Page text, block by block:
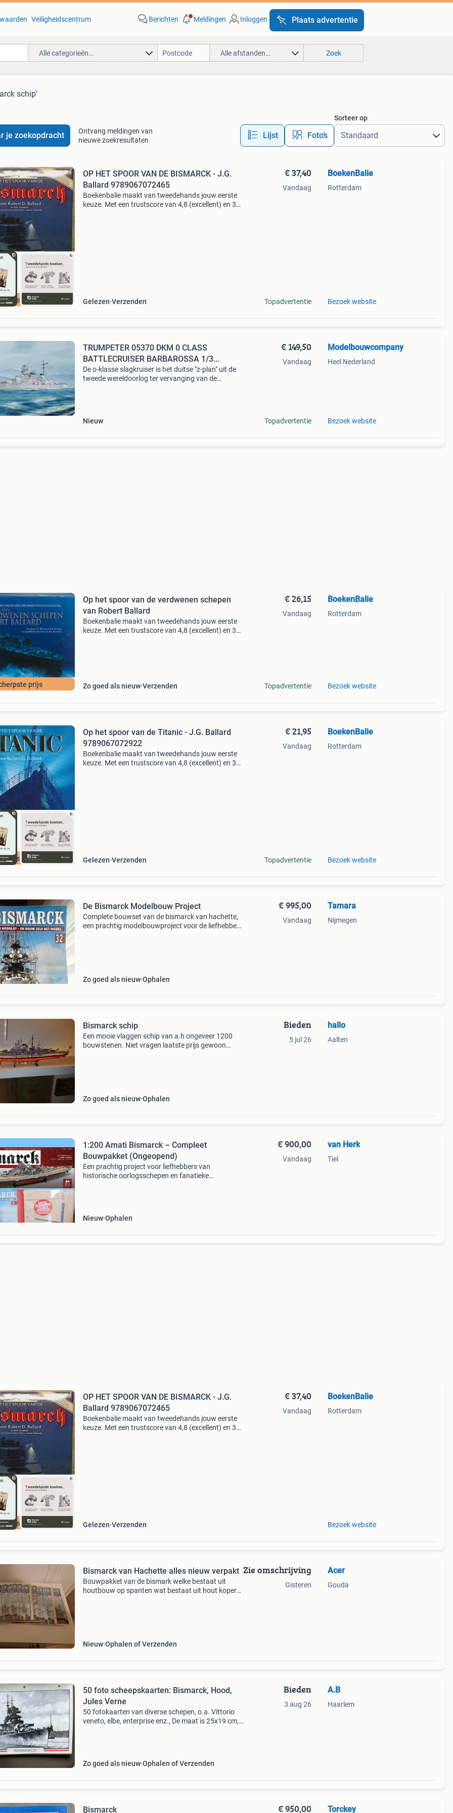
Veiligheidscentrum Berichten Meldingen Inloggen Plaats advertentie
Alle categorieën… Alle afstanden… Zoek
schip'
je zoekopdracht
Ontvang meldingen van
nieuwe zoekresultaten
Lijst Foto’s
Sorteer op
prijs
OP HET SPOOR VAN DE BISMARCK - J.G.
Ballard 9789067072465
Boekenbalie maakt van tweedehands jouw eerste
keuze. Met een trustscore van 4,8 (excellent) en 30
Gelezen Verzenden
€ 37,40
Vandaag
Topadvertentie
BoekenBalie
Rotterdam
Bezoek website
TRUMPETER 05370 DKM 0 CLASS
BATTLECRUISER BARBAROSSA 1/3...
De o-klasse slagkruiser is het duitse "z-plan" uit de
tweede wereldoorlog ter vervanging van de
Nieuw
€ 149,50
Vandaag
Topadvertentie
Modelbouwcompany
Heel Nederland
Bezoek website
prijs
Op het spoor van de verdwenen schepen
van Robert Ballard
Boekenbalie maakt van tweedehands jouw eerste
keuze. Met een trustscore van 4,8 (excellent) en 30
Zo goed als nieuw Verzenden
€ 26,15
Vandaag
Topadvertentie
BoekenBalie
Rotterdam
Bezoek website
prijs
Op het spoor van de Titanic - J.G. Ballard
9789067072922
Boekenbalie maakt van tweedehands jouw eerste
keuze. Met een trustscore van 4,8 (excellent) en 30
Gelezen Verzenden
€ 21,95
Vandaag
Topadvertentie
BoekenBalie
Rotterdam
Bezoek website
De Bismarck Modelbouw Project
Complete bouwset van de bismarck van hachette,
een prachtig modelbouwproject voor de liefhebber
Zo goed als nieuw Ophalen
€ 995,00
Vandaag
Tamara
Nijmegen
Bismarck schip
Een mooie vlaggen schip van a.h ongeveer 1200
bouwstenen. Niet vragen laatste prijs gewoon
Zo goed als nieuw Ophalen
Bieden
5 jul 26
hallo
Aalten
1:200 Amati Bismarck – Compleet
Bouwpakket (Ongeopend)
Een prachtig project voor liefhebbers van
historische oorlogsschepen en fanatieke
Nieuw Ophalen
€ 900,00
Vandaag
van Herk
Tiel
prijs
OP HET SPOOR VAN DE BISMARCK - J.G.
Ballard 9789067072465
Boekenbalie maakt van tweedehands jouw eerste
keuze. Met een trustscore van 4,8 (excellent) en 30
Gelezen Verzenden
€ 37,40
Vandaag
BoekenBalie
Rotterdam
Bezoek website
Bismarck van Hachette alles nieuw verpakt
Bouwpakket van de bismark welke bestaat uit
houtbouw op spanten wat bestaat uit hout koper
Nieuw Ophalen of Verzenden
Zie omschrijving
Gisteren
Acer
Gouda
50 foto scheepskaarten: Bismarck, Hood,
Jules Verne
50 fotokaarten van diverse schepen, o.a. Vittorio
veneto, elbe, enterprise enz., De maat is 25x19 cm,
Zo goed als nieuw Ophalen of Verzenden
Bieden
3 aug 26
A.B
Haarlem
Bismarck € 950,00 Torckey